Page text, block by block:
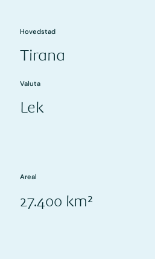
Hovedstad
Tirana
Valuta
Lek
Areal
27.400 km²